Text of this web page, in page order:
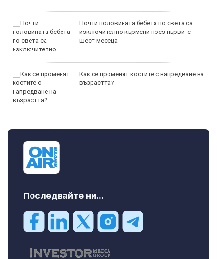
Почти половината бебета по света са
изключително кърмени през първите
шест месеца
Как се променят костите с напредване на
възрастта?
Последвайте ни...